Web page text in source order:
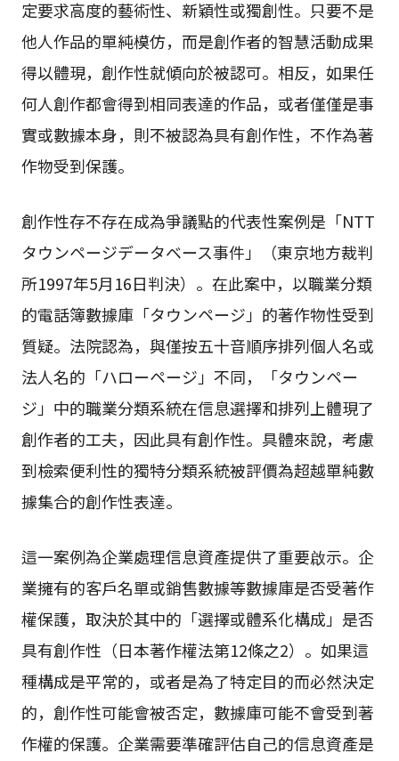
定要求高度的藝術性、新穎性或獨創性。只要不是
他人作品的單純模仿，而是創作者的智慧活動成果
得以體現，創作性就傾向於被認可。相反，如果任
何人創作都會得到相同表達的作品，或者僅僅是事
實或數據本身，則不被認為具有創作性，不作為著
作物受到保護。
創作性存不存在成為爭議點的代表性案例是「NTT
タウンページデータベース事件」（東京地方裁判
所1997年5月16日判決）。在此案中，以職業分類
的電話簿數據庫「タウンページ」的著作物性受到
質疑。法院認為，與僅按五十音順序排列個人名或
法人名的「ハローページ」不同，「タウンペー
ジ」中的職業分類系統在信息選擇和排列上體現了
創作者的工夫，因此具有創作性。具體來說，考慮
到檢索便利性的獨特分類系統被評價為超越單純數
據集合的創作性表達。
這一案例為企業處理信息資產提供了重要啟示。企
業擁有的客戶名單或銷售數據等數據庫是否受著作
權保護，取決於其中的「選擇或體系化構成」是否
具有創作性（日本著作權法第12條之2）。如果這
種構成是平常的，或者是為了特定目的而必然決定
的，創作性可能會被否定，數據庫可能不會受到著
作權的保護。企業需要準確評估自己的信息資產是